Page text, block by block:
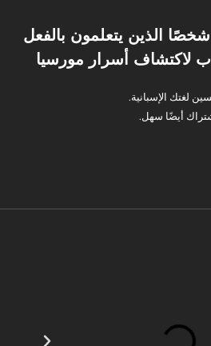
إلى ال 9449 شخصًا الذين يتعلمون بالفعل
لاكتشاف أسرار مورسيا
لغتك الإسبانية.
أيضًا سهل.